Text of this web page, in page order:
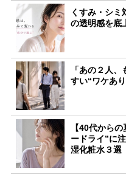
くすみ・シミ
の透明感を底
「あの２人
すい“ワケあ
【40代から
ードライ”に
湿化粧水３選